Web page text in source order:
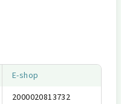
E-shop
2000020813732